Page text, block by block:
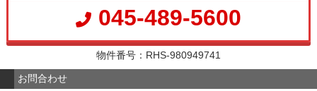
045-489-5600
物件番号：RHS-980949741
お問合わせ